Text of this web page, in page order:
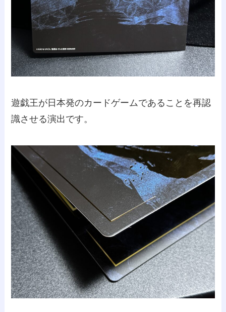
遊戯王が日本発のカードゲームであることを再認
識させる演出です。